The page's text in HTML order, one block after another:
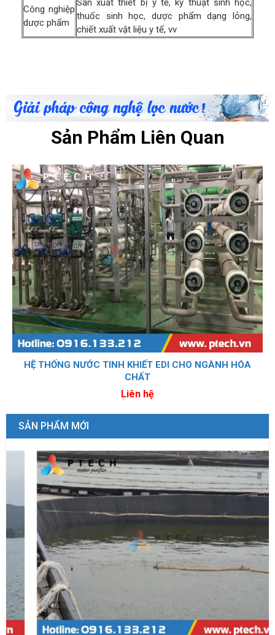
Công nghiệp
dược phẩm
Sản xuất thiết bị y tế, kỹ thuật sinh học,
thuốc sinh học, dược phẩm dạng lỏng,
chiết xuất vật liệu y tế, vv
Sản Phẩm Liên Quan
HỆ THỐNG NƯỚC TINH KHIẾT EDI CHO NGÀNH HÓA
CHẤT
Liên hệ
SẢN PHẨM MỚI